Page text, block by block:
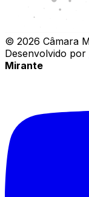
© 2026 Câmara
Desenvolvido por
Mirante